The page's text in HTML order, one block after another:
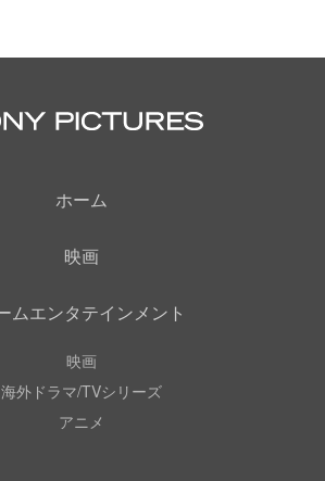
ホーム
映画
ムエンタテインメント
映画
海外ドラマ/TVシリーズ
アニメ